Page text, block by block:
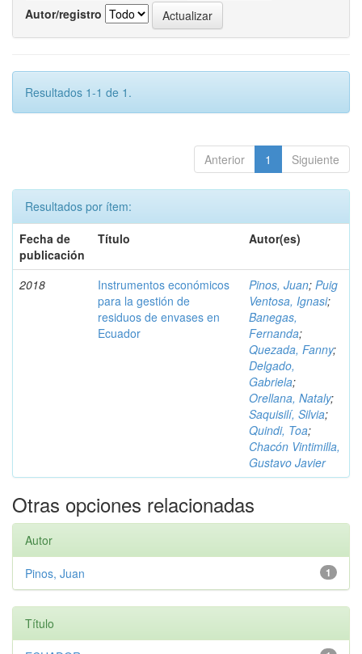
Autor/registro
Resultados 1-1 de 1.
Anterior 1 Siguiente
Resultados por ítem:
Fecha de
publicación
Título Autor(es)
2018
Instrumentos económicos
para la gestión de
residuos de envases en
Ecuador
Pinos, Juan; Puig
Ventosa, Ignasi;
Banegas,
Fernanda;
Quezada, Fanny;
Delgado,
Gabriela;
Orellana, Nataly;
Saquisilí, Silvia;
Quindi, Toa;
Chacón Vintimilla,
Gustavo Javier
Otras opciones relacionadas
Autor
1
Pinos, Juan
Título